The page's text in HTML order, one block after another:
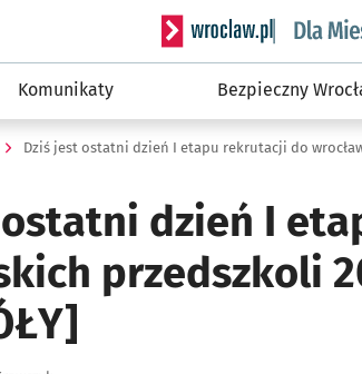
Serwis informacyjny
Komunikaty Bezpieczny
dzień I
przedszkoli